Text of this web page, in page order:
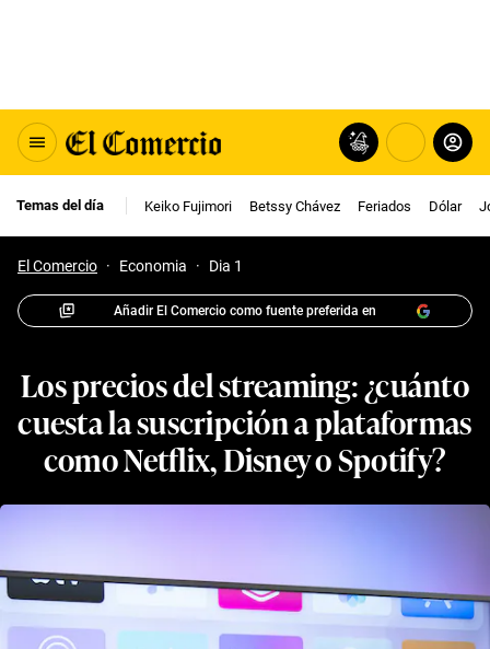
Temas del día Keiko Fujimori Betssy Chávez Feriados Dólar
El Comercio · Economia · Dia 1
Añadir El Comercio como fuente preferida en
Los precios del streaming: ¿cuánto
cuesta la suscripción a plataformas
como Netflix, Disney o Spotify?